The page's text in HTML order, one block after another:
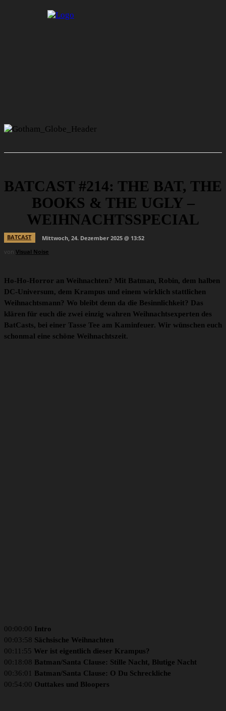
BATCAST #214: THE BAT, THE
BOOKS & THE UGLY –
WEIHNACHTSSPECIAL
BATCAST
Mittwoch, 24. Dezember 2025 @ 13:52
von Visual Noise
Ho-Ho-Horror an Weihnachten? Mit Batman, Robin, dem halben
DC-Universum, dem Krampus und einem wirklich stattlichen
Weihnachtsmann? Wo bleibt denn da die Besinnlichkeit? Das
klären für euch die zwei einzig wahren Weihnachtsexperten des
BatCasts, bei einer Tasse Tee am Kaminfeuer. Wir wünschen euch
schonmal eine schöne Weihnachtszeit.
00:00:00 Intro
00:03:58 Sächsische Weihnachten
00:11:55 Wer ist eigentlich dieser Krampus?
00:18:08 Batman/Santa Clause: Stille Nacht, Blutige Nacht
00:36:01 Batman/Santa Clause: O Du Schreckliche
00:54:00 Outtakes und Bloopers